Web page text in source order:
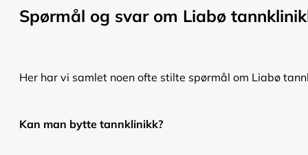
Spørmål og svar om Liabø
Her har vi samlet noen ofte stilte spørmål om Liabø
Kan man bytte tannklinikk?